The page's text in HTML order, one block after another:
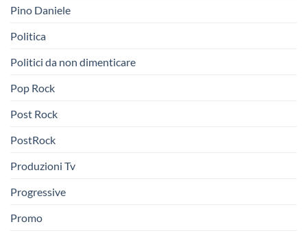
Pino Daniele
Politica
Politici da non dimenticare
Pop Rock
Post Rock
PostRock
Produzioni Tv
Progressive
Promo